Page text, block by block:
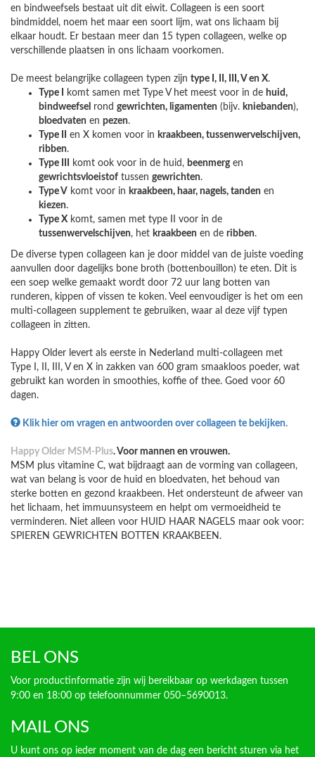
en bindweefsels bestaat uit dit eiwit. Collageen is een soort
bindmiddel, noem het maar een soort lijm, wat ons lichaam bij
elkaar houdt. Er bestaan meer dan 15 typen collageen, welke op
verschillende plaatsen in ons lichaam voorkomen.
De meest belangrijke collageen typen zijn type I, II, III, V en X.
Type I
komt samen met Type V het meest voor in de huid,
bindweefsel rond gewrichten, ligamenten (bijv. kniebanden),
bloedvaten en pezen.
Type II
en X komen voor in kraakbeen, tussenwervelschijven,
ribben.
Type III
komt ook voor in de huid, beenmergen
gewrichtsvloeistof tussen gewrichten.
Type V komt voor in kraakbeen, haar, nagels, tanden en
kiezen.
Type X komt, samen met type II voor in de
tussenwervelschijven, het kraakbeen en de ribben.
De diverse typen collageen kan je door middel van de juiste voeding
aanvullen door dagelijks bone broth (bottenbouillon) te eten. Dit is
een soep welke gemaakt wordt door 72 uur lang botten van
runderen, kippen of vissen te koken. Veel eenvoudiger is het om een
multi-collageen supplement te gebruiken, waar al deze vijf typen
collageen in zitten.
Happy Older levert als eerste in Nederland multi-collageen met
Type I, II, III, V en X in zakken van 600 gram smaakloos poeder, wat
gebruikt kan worden in smoothies, koffie of thee. Goed voor 60
dagen.
Klik hier om vragen en antwoorden over collageen te bekijken.
Happy Older MSM-Plus. Voor mannen en vrouwen.
MSM plus vitamine C, wat bijdraagt aan de vorming van collageen,
wat van belang is voor de huid en bloedvaten, het behoud van
sterke botten en gezond kraakbeen. Het ondersteunt de afweer van
het lichaam, het immuunsysteem en helpt om vermoeidheid te
verminderen. Niet alleen voor HUID HAAR NAGELS maar ook voor:
SPIEREN GEWRICHTEN BOTTEN KRAAKBEEN.
BEL ONS
Voor productinformatie zijn wij bereikbaar op werkdagen tussen
9:00 en 18:00 op telefoonnummer 050–5690013.
MAIL ONS
U kunt ons op ieder moment van de dag een bericht sturen via het